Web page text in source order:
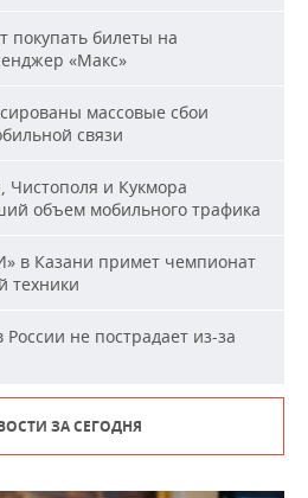
покупать билеты на
«Макс»
массовые сбои
связи
Чистополя и Кукмора
объем мобильного трафика
в Казани примет чемпионат
техники
России не пострадает из-за
ЗА СЕГОДНЯ